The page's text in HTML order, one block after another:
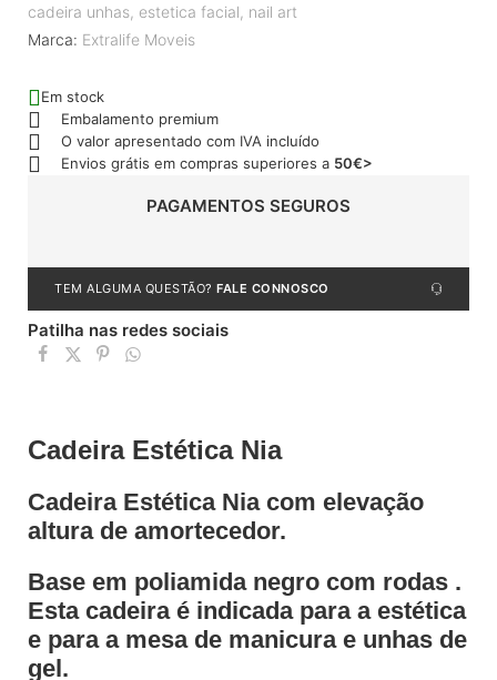
cadeira unhas, estetica facial, nail art
Marca: Extralife Moveis
Em stock
Embalamento premium
O valor apresentado com IVA incluído
Envios grátis em compras superiores a 50€>
PAGAMENTOS SEGUROS
TEM ALGUMA QUESTÃO? FALE CONNOSCO
Patilha nas redes sociais
Cadeira Estética Nia
Cadeira Estética Nia com elevação
altura de amortecedor.
Base em poliamida negro com rodas .
Esta cadeira é indicada para a estética
e para a mesa de manicura e unhas de
gel.